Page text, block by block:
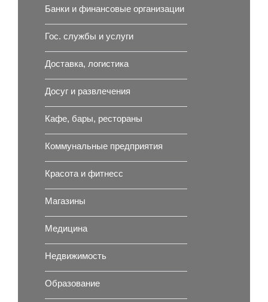
Банки и финансовые организации
Гос. службы и услуги
Доставка, логистика
Досуг и развлечения
Кафе, бары, рестораны
Коммунальные предприятия
Красота и фитнесс
Магазины
Медицина
Недвижимость
Образование